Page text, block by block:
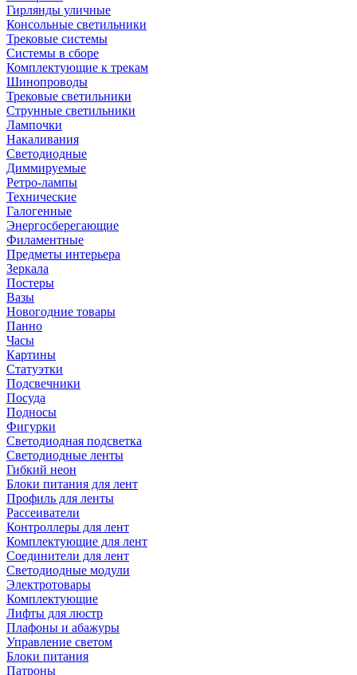
Гирлянды уличные
Консольные светильники
Трековые системы
Системы в сборе
Комплектующие к трекам
Шинопроводы
Трековые светильники
Струнные светильники
Лампочки
Накаливания
Светодиодные
Диммируемые
Ретро-лампы
Технические
Галогенные
Энергосберегающие
Филаментные
Предметы интерьера
Зеркала
Постеры
Вазы
Новогодние товары
Панно
Часы
Картины
Статуэтки
Подсвечники
Посуда
Подносы
Фигурки
Светодиодная подсветка
Светодиодные ленты
Гибкий неон
Блоки питания для лент
Профиль для ленты
Рассеиватели
Контроллеры для лент
Комплектующие для лент
Соединители для лент
Светодиодные модули
Электротовары
Комплектующие
Лифты для люстр
Плафоны и абажуры
Управление светом
Блоки питания
Патроны